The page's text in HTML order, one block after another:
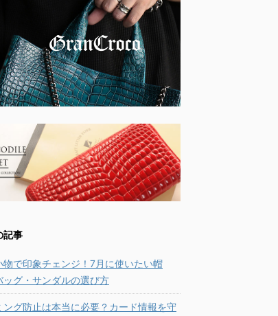
記事
物で印象チェンジ！7月に使いたい帽
ッグ・サンダルの選び方
ング防止は本当に必要？カード情報を守